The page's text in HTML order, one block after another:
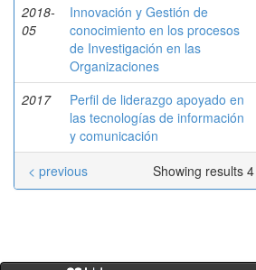
2018-
05
Innovación y Gestión de
conocimiento en los procesos
de Investigación en las
Organizaciones
2017
Perfil de liderazgo apoyado en
las tecnologías de información
y comunicación
Showing results
< previous